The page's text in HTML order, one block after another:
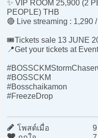
✨ VIP ROOM 25,900 (2
PEOPLE) THB
🔴 Live streaming : 1,290
🎟️Tickets sale 13 JUNE
📍Get your tickets at
#BOSSCKM
#Bosschaikamon
#FreezeDrop
โพสต์เมื่อ